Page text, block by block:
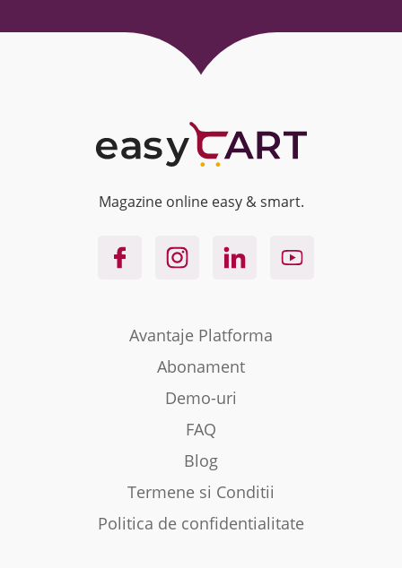
Magazine online easy & smart.
Avantaje Platforma
Abonament
Demo-uri
FAQ
Blog
Termene si Conditii
Politica de confidentialitate